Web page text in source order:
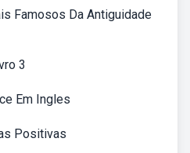
Famosos Da Antiguidade
3
Em Ingles
Positivas